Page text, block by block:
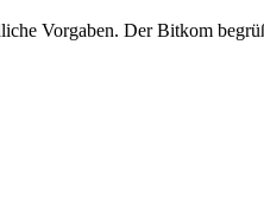
Vorgaben. Der Bitkom